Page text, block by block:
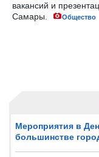
Мероприятия в
большинстве
вакансий и
Самары.
Общество